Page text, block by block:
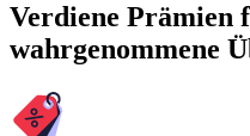
Verdiene Prämien
wahrgenommene